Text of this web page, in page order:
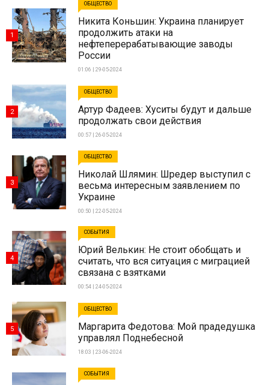
ОБЩЕСТВО
Никита Коньшин: Украина планирует
продолжить атаки на
нефтеперерабатывающие заводы
России
01:06 | 29-05-2024
1
ОБЩЕСТВО
Артур Фадеев: Хуситы будут и дальше
продолжать свои действия
00:57 | 26-05-2024
2
ОБЩЕСТВО
Николай Шлямин: Шредер выступил с
весьма интересным заявлением по
Украине
00:50 | 22-05-2024
3
СОБЫТИЯ
Юрий Велькин: Не стоит обобщать и
считать, что вся ситуация с миграцией
связана с взятками
00:54 | 24-05-2024
4
ОБЩЕСТВО
Маргарита Федотова: Мой прадедушка
управлял Поднебесной
18:03 | 23-06-2024
5
СОБЫТИЯ